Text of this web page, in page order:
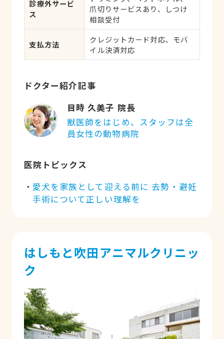
診療外サービ
ス
爪切りサービスあり、しつけ
相談受付
支払方法
クレジットカード対応、モバ
イル決済対応
ドクター紹介記事
目時 久美子 院長
獣医師をはじめ、スタッフは全
員女性の動物病院
医院トピックス
愛犬を家族として迎える前に 去勢・避妊
手術について正しい理解を
はしもと吹田アニマルクリニッ
ク